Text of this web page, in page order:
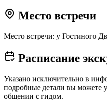
Место встречи
Место встречи: у Гостиного
Расписание
Указано исключительно в
подробные детали вы можете
общении с гидом.